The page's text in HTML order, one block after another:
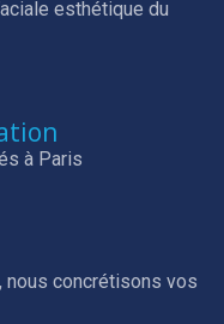
esthétique du
à Paris
concrétisons vos